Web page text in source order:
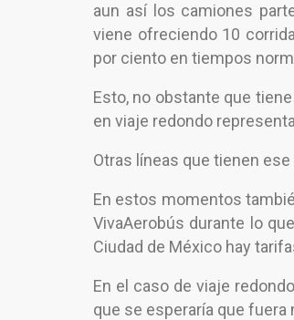
aun así los camiones
viene ofreciendo 10
por ciento en tiempos
Esto, no obstante que
en viaje redondo
Otras líneas que tienen
En estos momentos
VivaAerobús durante lo
Ciudad de México hay
En el caso de viaje
que se esperaría que